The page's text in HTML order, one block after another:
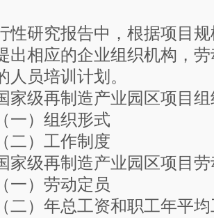
研究报告中，根据项目规
出相应的企业组织机构，
人员培训计划。
级再制造产业园区项目组
组织形式
工作制度
级再制造产业园区项目劳
劳动定员
总工资和职工年平均